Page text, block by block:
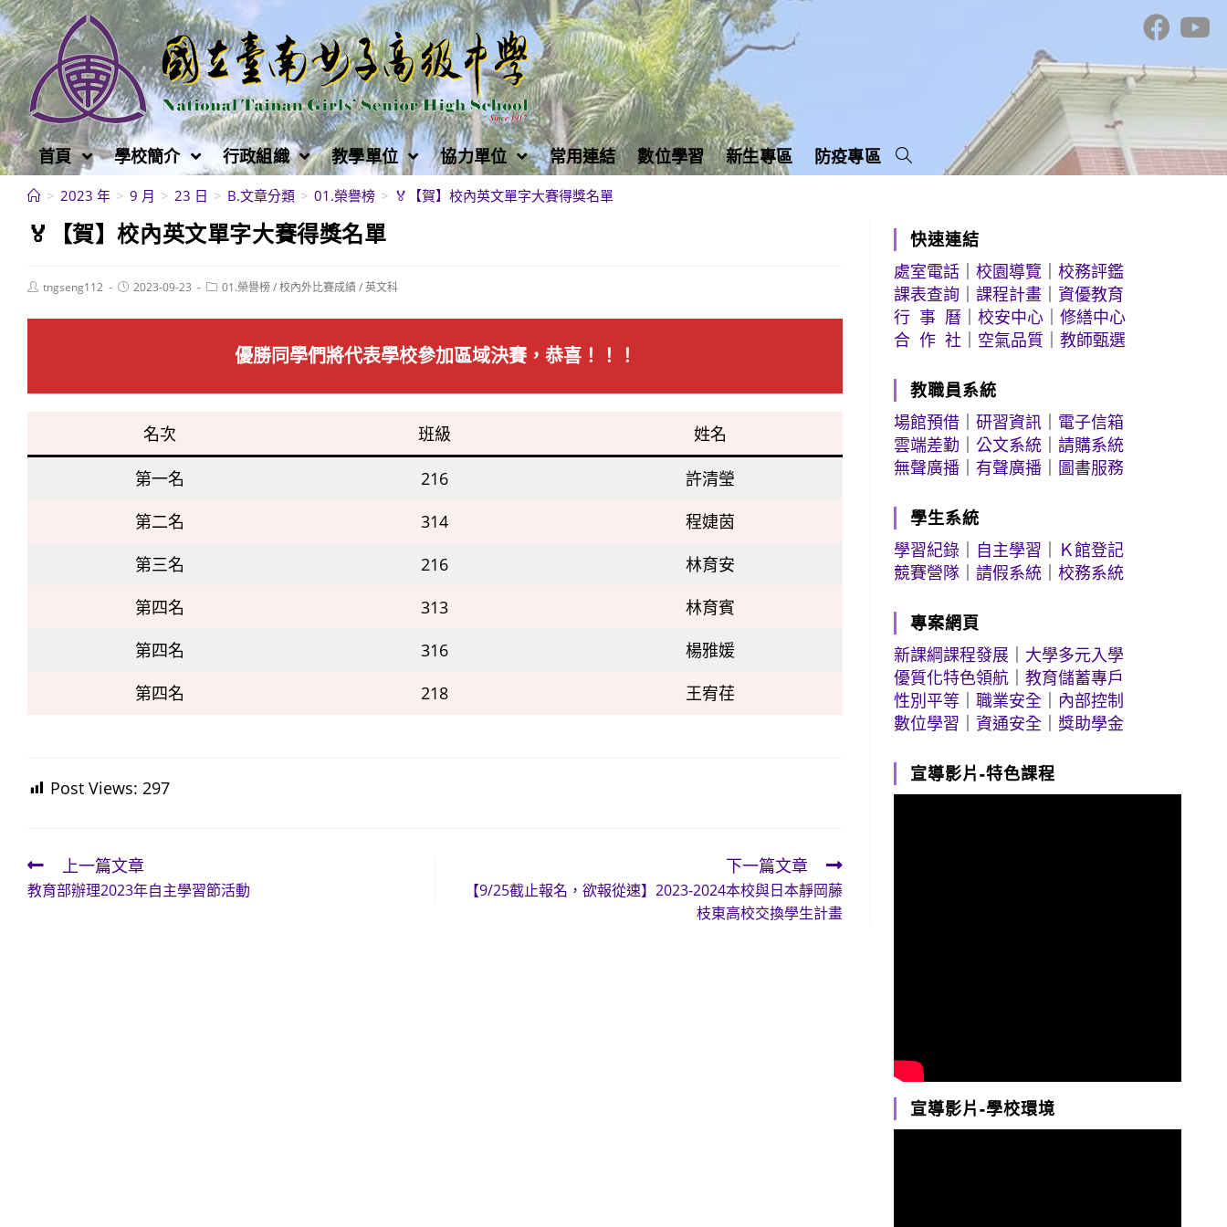
跳
轉
至
主
要
內
容
首頁 學校簡介 行政組織 教學單位 協力單位 常用連結 數位學習 新生專區 防疫專區
> 2023 年 > 9 月 > 23 日 > B.文章分類 > 01.榮譽榜 > 🏅【賀】校內英文單字大賽得獎名單
🏅【賀】校內英文單字大賽得獎名單
Posttngseng112
Post2023-09-23
Post01.榮譽榜/校內外比賽成績/英文科
優勝同學們將代表學校參加區域決賽，恭喜！！！
名次 班級 姓名
第一名 216
許清瑩
第二名
314
程婕茵
第三名
216
林育安
第四名
313
林育賓
第四名
316
楊雅媛
第四名
218 王宥荏
Post Views: 297
Read
more
上一篇文章
教育部辦理2023年自主學習節活動
下一篇文章
【9/25截止報名，欲報從速】2023-2024本校與日本靜岡藤
枝東高校交換學生計畫
快速連結
處室電話 ｜校園導覽 ｜校務評鑑
課表查詢 ｜課程計畫 ｜資優教育
行 事 曆 ｜校安中心 ｜修繕中心
合 作 社
空氣品質 ｜教師甄選
教職員系統
場館預借 ｜研習資訊
電子信箱
雲端差勤 ｜公文系統 ｜請購系統
無聲廣播
有聲廣播 圖書服務
學生系統
學習紀錄
自主學習
Ｋ館登記
競賽營隊 ｜請假系統 ｜校務系統
專案網頁
新課綱課程發展
大學多元入學
優質化特色領航 ｜教育儲蓄專戶
性別平等 ｜職業安全
內部控制
數位學習 ｜資通安全 ｜獎助學金
宣導影片-特色課程
宣導影片-學校環境